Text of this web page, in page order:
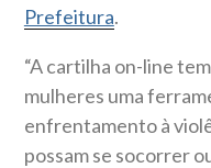
Prefeitura.
“A cartilha on-line
mulheres uma
enfrentamento à
possam se socorrer